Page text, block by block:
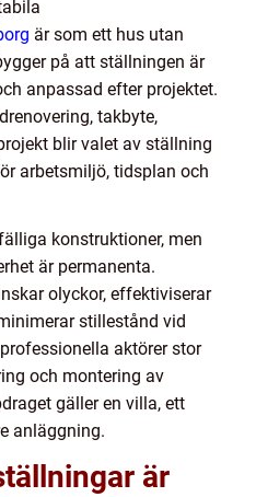
är som ett hus utan
på att ställningen är
anpassad efter projektet.
takbyte,
blir valet av ställning
arbetsmiljö, tidsplan och
konstruktioner, men
är permanenta.
olyckor, effektiviserar
stillestånd vid
aktörer stor
och montering av
gäller en villa, ett
anläggning.
är